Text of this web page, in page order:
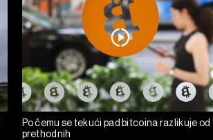
Po čemu se tekući pad bitcoina razlikuje od
prethodnih